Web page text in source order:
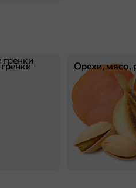
20 г
Орехи, мясо,